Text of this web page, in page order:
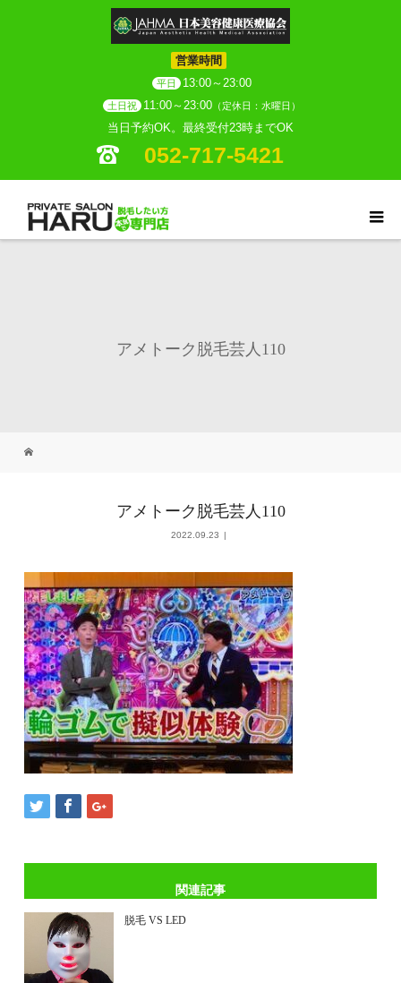
営業時間
平日 13:00～23:00
土日祝 11:00～23:00 （定休日：水曜日）
当日予約OK。最終受付23時までOK
052-717-5421
アメトーク脱毛芸人110
アメトーク脱毛芸人110
2022.09.23
関連記事
脱毛 VS LED